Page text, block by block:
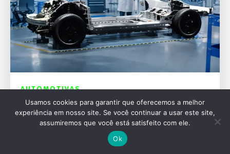
AUTOMOTIVAS
Ford Fathom: A nova picape elétrica de US$
28 mil
Usamos cookies para garantir que oferecemos a melhor
experiência em nosso site. Se você continuar a usar este site,
assumiremos que você está satisfeito com ele.
Ok